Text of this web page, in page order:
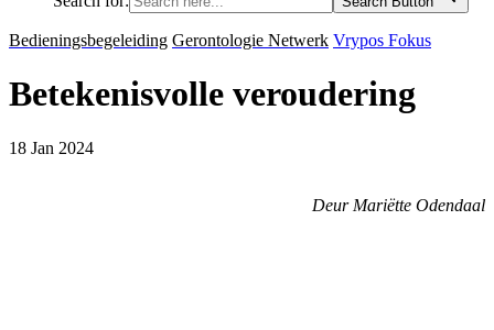
Bedieningsbegeleiding Gerontologie Netwerk Vrypos Fokus
Betekenisvolle veroudering
18 Jan 2024
Deur Mariëtte Odendaal